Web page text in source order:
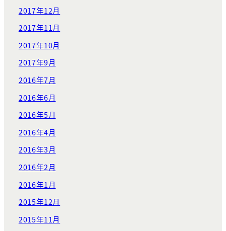
2017年12月
2017年11月
2017年10月
2017年9月
2016年7月
2016年6月
2016年5月
2016年4月
2016年3月
2016年2月
2016年1月
2015年12月
2015年11月